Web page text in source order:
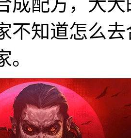
成配方，大
不知道怎么